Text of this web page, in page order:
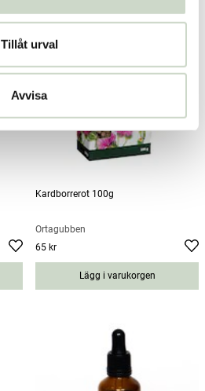
Tillåt urval
Avvisa
Kardborrerot 100g
Örtagubben
Pris
65 kr
Lägg i varukorgen